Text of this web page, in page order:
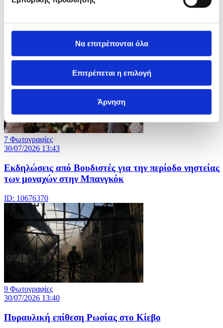
Να επιτρέπονται όλα
Επιτρέπεται η επιλογή
Άρνηση
ΦΩΤΟ
7 Φωτογραφίες
30/07/2026 13:43
Εκδηλώσεις από Βουδιστές για την περίοδο νηστείας
των μοναχών στην Μπανγκόκ
ID: 10676370
9 Φωτογραφίες
30/07/2026 13:40
Πυραυλική επίθεση Ρωσίας στο Κίεβο